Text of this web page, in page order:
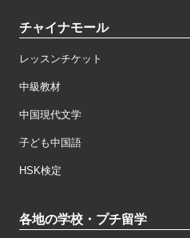
チャイナモール
レッスンチケット
中級教材
中国現代文学
子ども中国語
HSK検定
各地の学校・プチ留学